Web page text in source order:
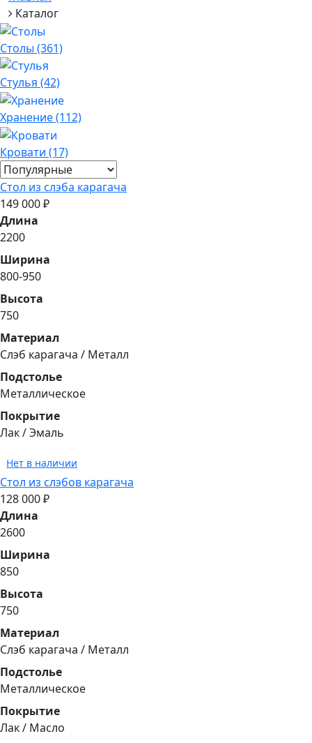
Каталог
Столы (361)
Стулья (42)
Хранение (112)
Кровати (17)
Стол из слэба карагача
149 000 ₽
Длина
2200
Ширина
800-950
Высота
750
Материал
Cлэб карагача / Металл
Подстолье
Металлическое
Покрытие
Лак / Эмаль
Нет в наличии
Стол из слэбов карагача
128 000 ₽
Длина
2600
Ширина
850
Высота
750
Материал
Cлэб карагача / Металл
Подстолье
Металлическое
Покрытие
Лак / Масло